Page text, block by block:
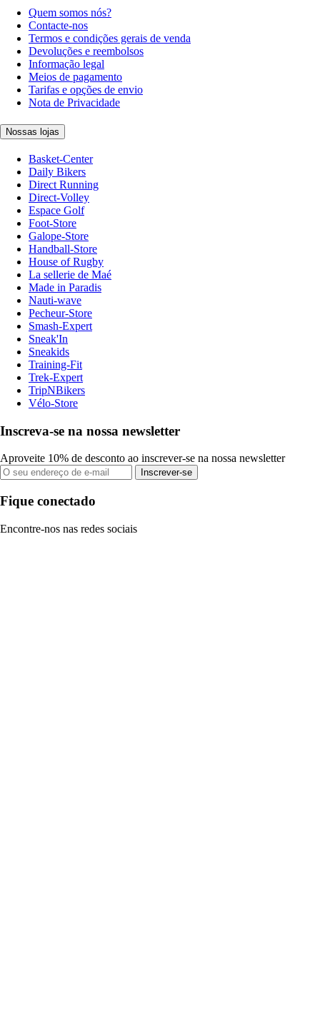
Quem somos nós?
Contacte-nos
Termos e condições gerais de venda
Devoluções e reembolsos
Informação legal
Meios de pagamento
Tarifas e opções de envio
Nota de Privacidade
Nossas lojas
Basket-Center
Daily Bikers
Direct Running
Direct-Volley
Espace Golf
Foot-Store
Galope-Store
Handball-Store
House of Rugby
La sellerie de Maé
Made in Paradis
Nauti-wave
Pecheur-Store
Smash-Expert
Sneak'In
Sneakids
Training-Fit
Trek-Expert
TripNBikers
Vélo-Store
Inscreva-se na nossa newsletter
Aproveite 10% de desconto ao inscrever-se na nossa newsletter
Inscrever-se
Fique conectado
Encontre-nos nas redes sociais